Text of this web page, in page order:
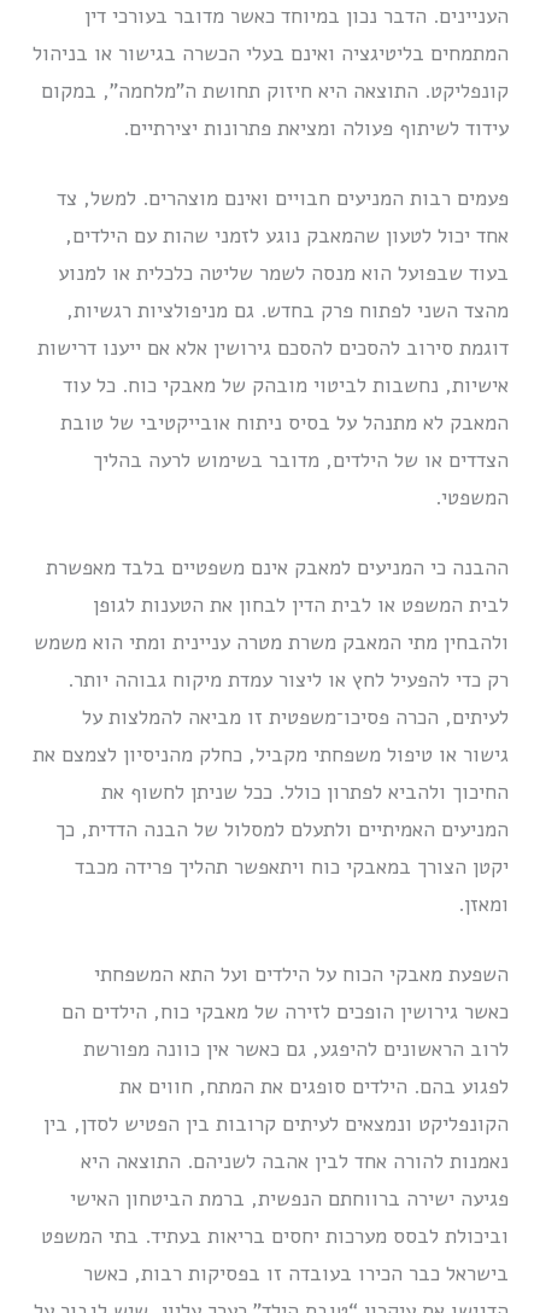
העניינים. הדבר נכון במיוחד כאשר מדובר בעורכי דין
המתמחים בליטיגציה ואינם בעלי הכשרה בגישור או בניהול
קונפליקט. התוצאה היא חיזוק תחושת ה”מלחמה”, במקום
עידוד לשיתוף פעולה ומציאת פתרונות יצירתיים.
פעמים רבות המניעים חבויים ואינם מוצהרים. למשל, צד
אחד יכול לטעון שהמאבק נוגע לזמני שהות עם הילדים,
בעוד שבפועל הוא מנסה לשמר שליטה כלכלית או למנוע
מהצד השני לפתוח פרק בחדש. גם מניפולציות רגשיות,
דוגמת סירוב להסכים להסכם גירושין אלא אם ייענו דרישות
אישיות, נחשבות לביטוי מובהק של מאבקי כוח. כל עוד
המאבק לא מתנהל על בסיס ניתוח אובייקטיבי של טובת
הצדדים או של הילדים, מדובר בשימוש לרעה בהליך
המשפטי.
ההבנה כי המניעים למאבק אינם משפטיים בלבד מאפשרת
לבית המשפט או לבית הדין לבחון את הטענות לגופן
ולהבחין מתי המאבק משרת מטרה עניינית ומתי הוא משמש
רק כדי להפעיל לחץ או ליצור עמדת מיקוח גבוהה יותר.
לעיתים, הכרה פסיכו־משפטית זו מביאה להמלצות על
גישור או טיפול משפחתי מקביל, כחלק מהניסיון לצמצם את
החיכוך ולהביא לפתרון כולל. ככל שניתן לחשוף את
המניעים האמיתיים ולתעלם למסלול של הבנה הדדית, כך
יקטן הצורך במאבקי כוח ויתאפשר תהליך פרידה מכבד
ומאזן.
השפעת מאבקי הכוח על הילדים ועל התא המשפחתי
כאשר גירושין הופכים לזירה של מאבקי כוח, הילדים הם
לרוב הראשונים להיפגע, גם כאשר אין כוונה מפורשת
לפגוע בהם. הילדים סופגים את המתח, חווים את
הקונפליקט ונמצאים לעיתים קרובות בין הפטיש לסדן, בין
נאמנות להורה אחד לבין אהבה לשניהם. התוצאה היא
פגיעה ישירה ברווחתם הנפשית, ברמת הביטחון האישי
וביכולת לבסס מערכות יחסים בריאות בעתיד. בתי המשפט
בישראל כבר הכירו בעובדה זו בפסיקות רבות, כאשר